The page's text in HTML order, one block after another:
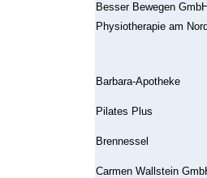
Besser Bewegen GmbH
Physiotherapie am
Barbara-Apotheke
Pilates Plus
Brennessel
Carmen Wallstein